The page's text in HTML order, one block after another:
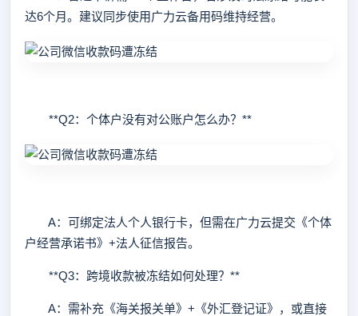
达6个月。建议同步使用广力云备用码维持经营。
**Q2：个体户没有对公账户怎么办？**
A：可绑定法人个人银行卡，但需在广力云提交《个体
户经营承诺书》+法人征信报告。
**Q3：跨境收款被冻结如何处理？**
A：需补充《海关报关单》+《外汇登记证》，或直接